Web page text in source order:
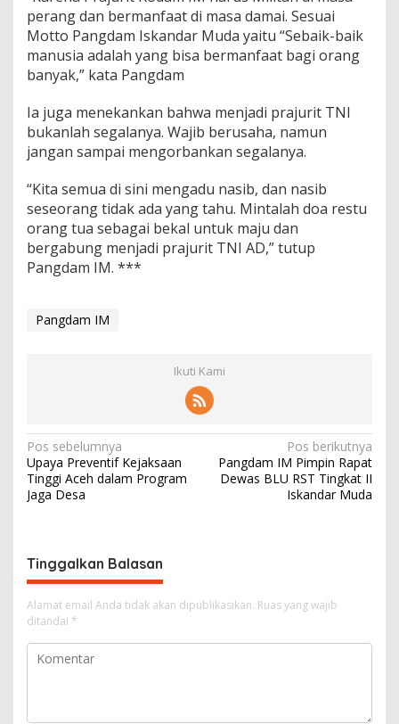
perang dan bermanfaat di masa damai. Sesuai
Motto Pangdam Iskandar Muda yaitu “Sebaik-baik
manusia adalah yang bisa bermanfaat bagi orang
banyak,” kata Pangdam
Ia juga menekankan bahwa menjadi prajurit TNI
bukanlah segalanya. Wajib berusaha, namun
jangan sampai mengorbankan segalanya.
“Kita semua di sini mengadu nasib, dan nasib
seseorang tidak ada yang tahu. Mintalah doa restu
orang tua sebagai bekal untuk maju dan
bergabung menjadi prajurit TNI AD,” tutup
Pangdam IM. ***
Pangdam IM
Ikuti Kami
N
a
v
g
a
s
i
p
Pos sebelumnya
Upaya Preventif Kejaksaan
Tinggi Aceh dalam Program
Jaga Desa
Pos berikutnya
Pangdam IM Pimpin Rapat
Dewas BLU RST Tingkat II
Iskandar Muda
Tinggalkan Balasan
Alamat email Anda tidak akan dipublikasikan. Ruas yang wajib
ditandai *